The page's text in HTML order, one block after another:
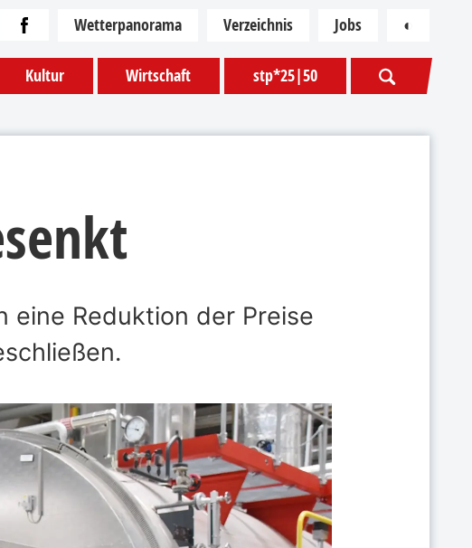
Kultur Wirtschaft stp*25|50
Wetterpanorama Verzeichnis Jobs ◐
eine Reduktion der Preise